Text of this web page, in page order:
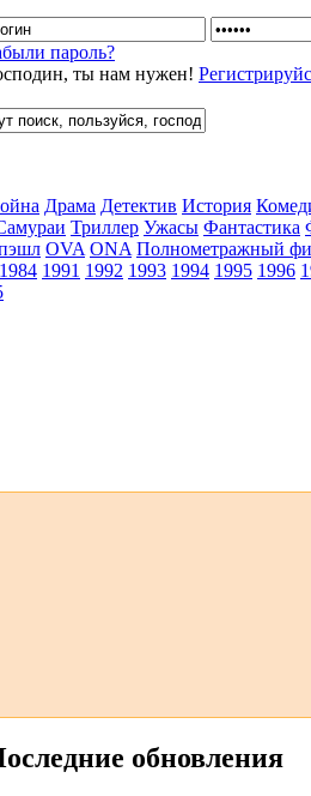
пароль?
ты нам нужен!
Драма Детектив История
Триллер Ужасы Фантастика
OVA ONA Полнометражный
1984 1991 1992 1993 1994 1995 1996
обновления